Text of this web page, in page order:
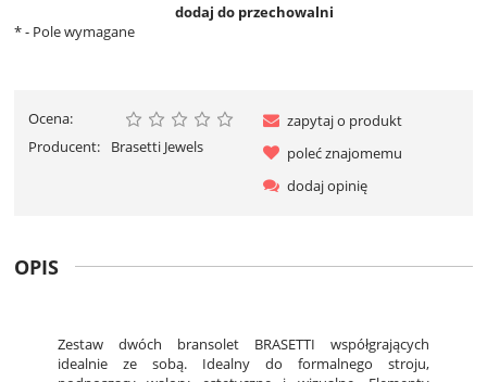
dodaj do przechowalni
*- Pole wymagane
Ocena:
Producent:
Brasetti Jewels
zapytaj o produkt
poleć znajomemu
dodaj opinię
OPIS
Zestaw dwóch bransolet BRASETTI współgrających
idealnie ze sobą. Idealny do formalnego stroju,